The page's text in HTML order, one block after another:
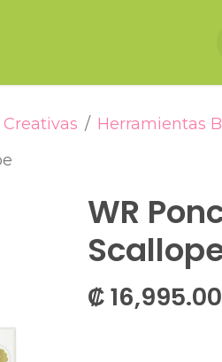
Herramientas
WR
₡16,995.00